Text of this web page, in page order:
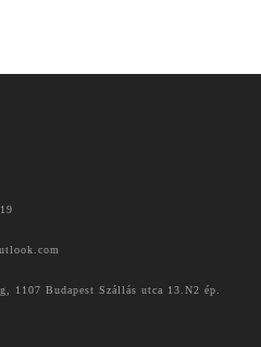
1107 Budapest Szállás utca 13.N2 ép.